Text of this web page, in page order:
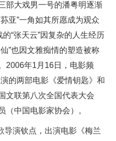
部大戏男一号的潘粤明逐渐
亚”一角如其所愿成为观众
“张天云”因复杂的人生经历
”也因文雅痴情的塑造被称
2006年1月16日，电影频
的两部电影《爱情钥匙》和
文联第八次全国代表大会
（中国电影家协会）。
导演钦点，出演电影《梅兰